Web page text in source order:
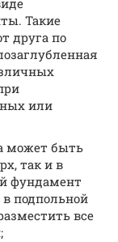
Такие
друга по
или
может быть
так и в
фундамент
подпольной
все